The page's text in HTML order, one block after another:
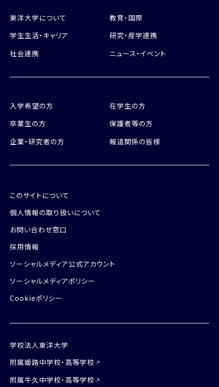
東洋大学について
教育・国際
学生生活・キャリア
研究・産学連携
社会連携
ニュース・イベント
入学希望の方
在学生の方
卒業生の方
保護者等の方
企業・研究者の方
報道関係の皆様
このサイトについて
個人情報の取り扱いについて
お問い合わせ窓口
採用情報
ソーシャルメディア公式アカウント
ソーシャルメディアポリシー
Cookieポリシー
学校法人東洋大学
附属姫路中学校・高等学校
附属牛久中学校・高等学校